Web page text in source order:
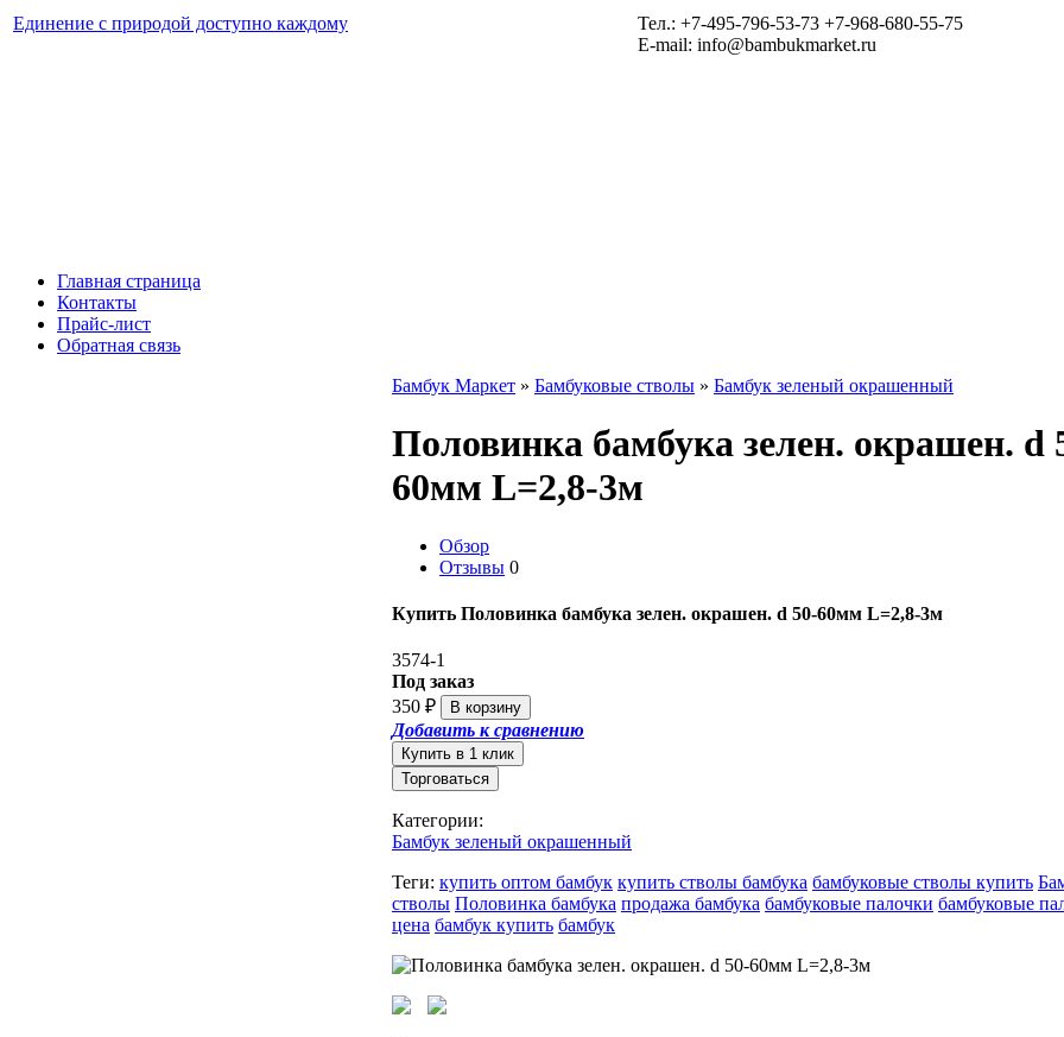
Единение с природой доступно каждому
Тел.: +7-495-796-53-73 +7-968-680-55-75
E-mail: info@bambukmarket.ru
Главная страница
Контакты
Прайс-лист
Обратная связь
Бамбук Маркет » Бамбуковые стволы » Бамбук зеленый окрашенный
Половинка бамбука зелен. окрашен. d
60мм L=2,8-3м
Обзор
Отзывы 0
Купить Половинка бамбука зелен. окрашен. d 50-60мм L=2,8-3м
3574-1
Под заказ
350 ₽
Добавить к сравнению
Торговаться
Категории:
Бамбук зеленый окрашенный
Теги: купить оптом бамбук купить стволы бамбука бамбуковые стволы купить
стволы Половинка бамбука продажа бамбука бамбуковые палочки бамбуковые
цена бамбук купить бамбук